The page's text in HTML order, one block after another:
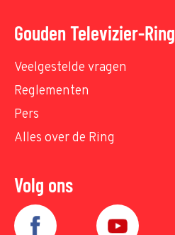
Gouden Televizier-Ring
Veelgestelde vragen
Reglementen
Pers
Alles over de Ring
Volg ons